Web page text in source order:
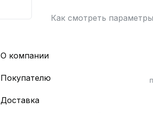
Как смотреть
О компании
Покупателю
Доставка